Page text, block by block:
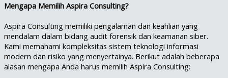
Mengapa Memilih Aspira Consulting?
Aspira Consulting memiliki pengalaman dan keahlian yang
mendalam dalam bidang audit forensik dan keamanan siber.
Kami memahami kompleksitas sistem teknologi informasi
modern dan risiko yang menyertainya. Berikut adalah beberapa
alasan mengapa Anda harus memilih Aspira Consulting: